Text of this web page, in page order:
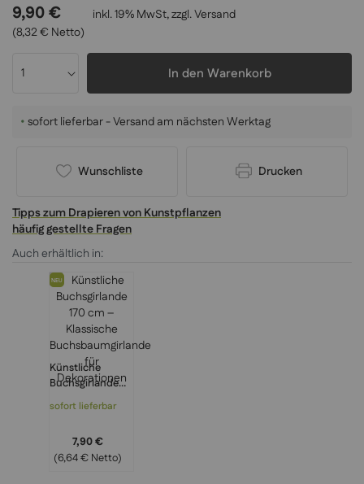
9,90 €
(8,32 € Netto)
inkl. 19% MwSt, zzgl.Versand
In den Warenkorb
• sofort lieferbar - Versand am nächsten Werktag
Wunschliste Drucken
Tipps zum Drapieren von Kunstpflanzen
häufig gestellte Fragen
Auch erhältlich in:
NEU
Künstliche
Buchsgirlande
170 cm –
Klassische
nde für
Dekorationen
sofort lieferbar
7,90 €
(6,64 € Netto)